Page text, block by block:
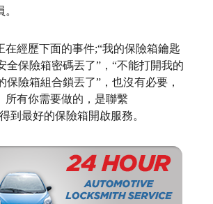
在經歷下面的事件;“我的保險箱鑰匙
全保險箱密碼丟了”，“不能打開我的
保險箱組合鎖丟了”，也沒有必要，
所有你需要做的，是聯繫
到最好的保險箱開啟服務。